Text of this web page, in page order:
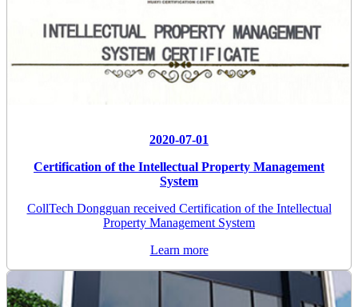
2020-07-01
Certification of the Intellectual Property Management
System
CollTech Dongguan received Certification of the Intellectual
Property Management System
Learn more